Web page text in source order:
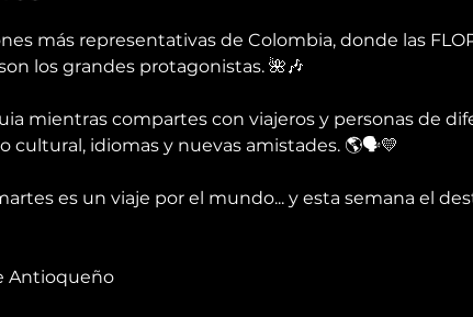
más representativas de Colombia, donde las
los grandes protagonistas. 🌺🎶
mientras compartes con viajeros y personas de
cultural, idiomas y nuevas amistades. 🌎🗣️💛
es un viaje por el mundo... y esta semana el
Antioqueño